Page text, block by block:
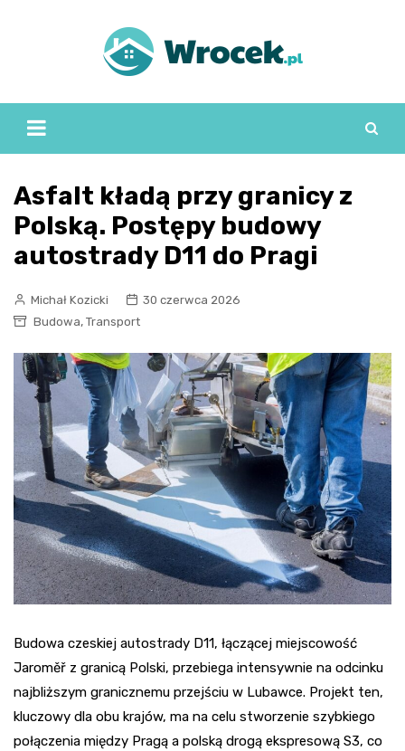
Asfalt kładą przy granicy z
Polską. Postępy budowy
autostrady D11 do Pragi
Michał Kozicki
30 czerwca 2026
Budowa, Transport
Budowa czeskiej autostrady D11, łączącej miejscowość
Jaroměř z granicą Polski, przebiega intensywnie na odcinku
najbliższym granicznemu przejściu w Lubawce. Projekt ten,
kluczowy dla obu krajów, ma na celu stworzenie szybkiego
połączenia między Pragą a polską drogą ekspresową S3, co